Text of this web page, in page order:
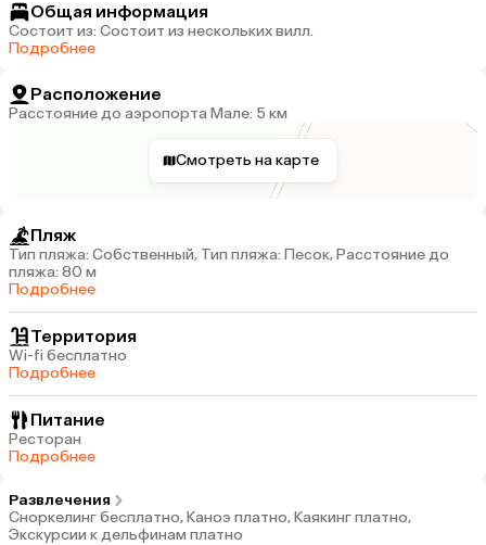
Общая информация
Состоит из: Состоит из нескольких вилл.
Подробнее
Расположение
Расстояние до аэропорта Мале: 5 км
Смотреть на карте
Пляж
Тип пляжа: Собственный, Тип пляжа: Песок, Расстояние до
пляжа: 80 м
Подробнее
Территория
Wi-fi бесплатно
Подробнее
Питание
Ресторан
Подробнее
Развлечения
Сноркелинг бесплатно, Каноэ платно, Каякинг платно,
Экскурсии к дельфинам платно